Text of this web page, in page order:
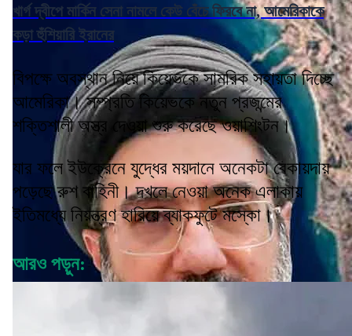
খার্গ দ্বীপে মার্কিন সেনা নামলে কেউ বেঁচে ফিরবে না, আমেরিকাকে
কড়া হুঁশিয়ারি ইরানের
বিপক্ষে অবস্থান নিয়ে কিয়েভকে সামরিক সহায়তা দিচ্ছে
আমেরিকা। সম্প্রতি কিয়েভকে নতুন প্রজন্মের
শক্তিশালী অস্ত্র দেওয়া শুরু করেছে ওয়াশিংটন।
যার ফলে ইউক্রেনে যুদ্ধের ময়দানে অনেকটা বেকায়দায়
পড়েছে রুশ বাহিনী। দখলে নেওয়া অনেক এলাকায়
ইতিমধ্যে নিয়ন্ত্রণ হারিয়ে ব্যাকফুটে মস্কো।
আরও পড়ুন: